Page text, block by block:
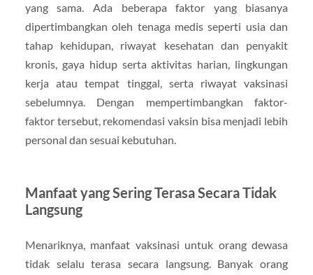
yang sama. Ada beberapa faktor yang biasanya
dipertimbangkan oleh tenaga medis seperti usia dan
tahap kehidupan, riwayat kesehatan dan penyakit
kronis, gaya hidup serta aktivitas harian, lingkungan
kerja atau tempat tinggal, serta riwayat vaksinasi
sebelumnya. Dengan mempertimbangkan faktor-
faktor tersebut, rekomendasi vaksin bisa menjadi lebih
personal dan sesuai kebutuhan.
Manfaat yang Sering Terasa Secara Tidak
Langsung
Menariknya, manfaat vaksinasi untuk orang dewasa
tidak selalu terasa secara langsung. Banyak orang